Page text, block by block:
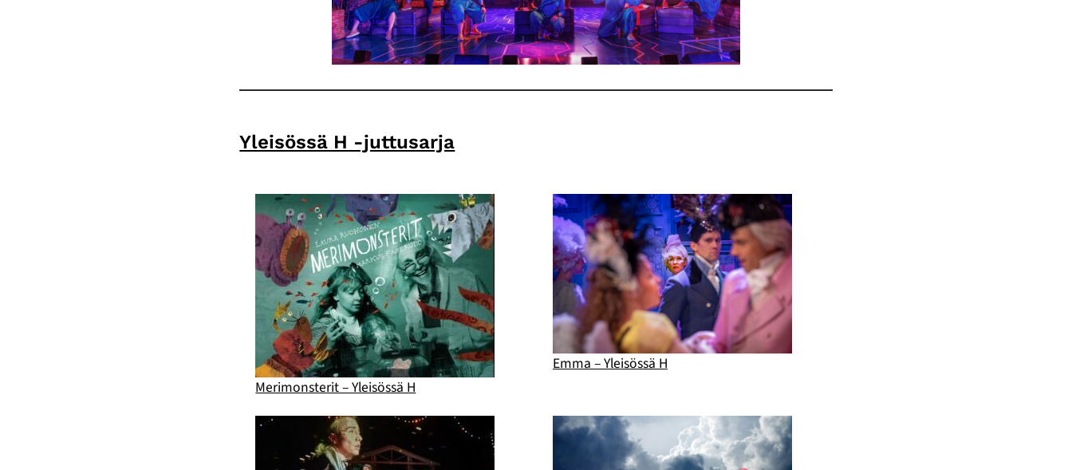
Yleisössä H -juttusarja
Merimonsterit – Yleisössä H
Emma – Yleisössä H